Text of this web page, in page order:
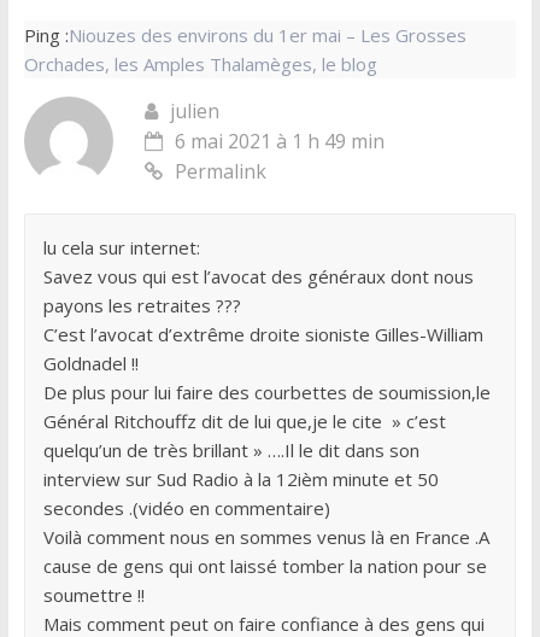
Ping :Niouzes des environs du 1er mai – Les Grosses
Orchades, les Amples Thalamèges, le blog
julien
6 mai 2021 à 1 h 49 min
Permalink
lu cela sur internet:
Savez vous qui est l’avocat des généraux dont nous
payons les retraites ???
C’est l’avocat d’extrême droite sioniste Gilles-William
Goldnadel !!
De plus pour lui faire des courbettes de soumission,le
Général Ritchouffz dit de lui que,je le cite » c’est
quelqu’un de très brillant » ….Il le dit dans son
interview sur Sud Radio à la 12ièm minute et 50
secondes .(vidéo en commentaire)
Voilà comment nous en sommes venus là en France .A
cause de gens qui ont laissé tomber la nation pour se
soumettre !!
Mais comment peut on faire confiance à des gens qui